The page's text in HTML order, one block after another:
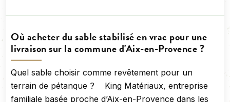
Où acheter du sable stabilisé en vrac pour une
livraison sur la commune d'Aix-en-Provence ?
Quel sable choisir comme revêtement pour un
terrain de pétanque ? King Matériaux, entreprise
familiale basée proche d’Aix-en-Provence dans les